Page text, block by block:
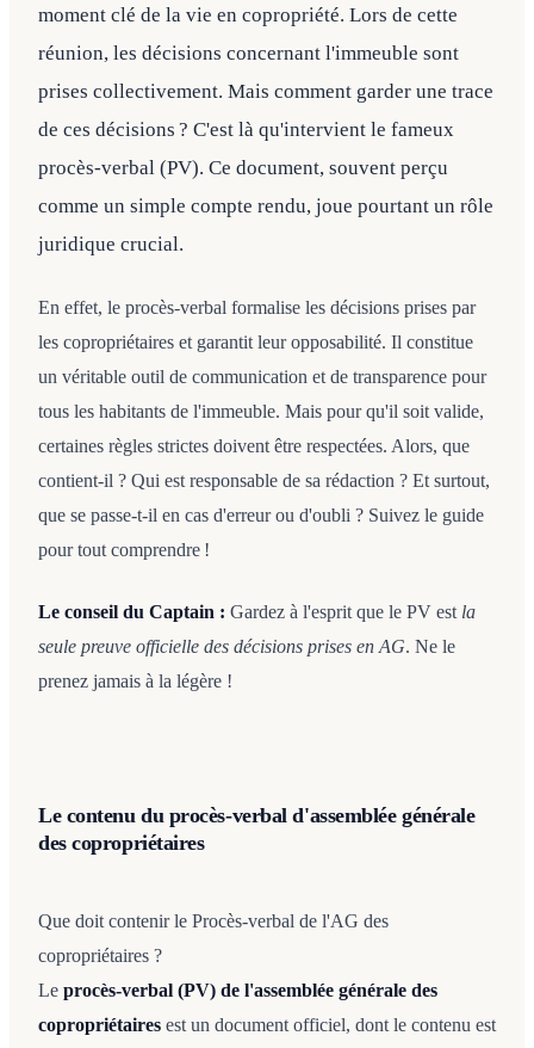
moment clé de la vie en copropriété. Lors de cette
réunion, les décisions concernant l'immeuble sont
prises collectivement. Mais comment garder une trace
de ces décisions ? C'est là qu'intervient le fameux
procès-verbal (PV). Ce document, souvent perçu
comme un simple compte rendu, joue pourtant un rôle
juridique crucial.
En effet, le procès-verbal formalise les décisions prises par
les copropriétaires et garantit leur opposabilité. Il constitue
un véritable outil de communication et de transparence pour
tous les habitants de l'immeuble. Mais pour qu'il soit valide,
certaines règles strictes doivent être respectées. Alors, que
contient-il ? Qui est responsable de sa rédaction ? Et surtout,
que se passe-t-il en cas d'erreur ou d'oubli ? Suivez le guide
pour tout comprendre !
Le conseil du Captain : Gardez à l'esprit que le PV est la
seule preuve officielle des décisions prises en AG. Ne le
prenez jamais à la légère !
Le contenu du procès-verbal d'assemblée générale
des copropriétaires
Que doit contenir le Procès-verbal de l'AG des
copropriétaires ?
Le procès-verbal (PV) de l'assemblée générale des
copropriétaires est un document officiel, dont le contenu est